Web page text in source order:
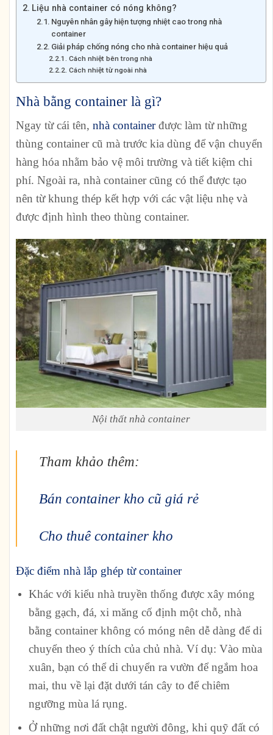
Liệu nhà container có nóng không?
Nguyên nhân gây hiện tượng nhiệt cao trong nhà
container
Giải pháp chống nóng cho nhà container hiệu quả
Cách nhiệt bên trong nhà
Cách nhiệt từ ngoài nhà
Nhà bằng container là gì?
Ngay từ cái tên, nhà containerđược làm từ những
thùng container cũ mà trước kia dùng để vận chuyển
hàng hóa nhằm bảo vệ môi trường và tiết kiệm chi
phí. Ngoài ra, nhà container cũng có thể được tạo
nên từ khung thép kết hợp với các vật liệu nhẹ và
được định hình theo thùng container.
Nội thất nhà container
Tham khảo thêm:
Bán container kho cũ giá rẻ
Cho thuê container kho
Đặc điểm nhà lắp ghép từ container
Khác với kiểu nhà truyền thống được xây móng
bằng gạch, đá, xi măng cố định một chỗ, nhà
bằng container không có móng nên dễ dàng để di
chuyển theo ý thích của chủ nhà. Ví dụ: Vào mùa
xuân, bạn có thể di chuyển ra vườn để ngắm hoa
mai, thu về lại đặt dưới tán cây to để chiêm
ngưỡng mùa lá rụng.
Ở những nơi đất chật người đông, khi quỹ đất có